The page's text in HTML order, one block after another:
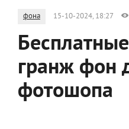
фона 15-10-2024, 18:27
гранж фон
фотошопа